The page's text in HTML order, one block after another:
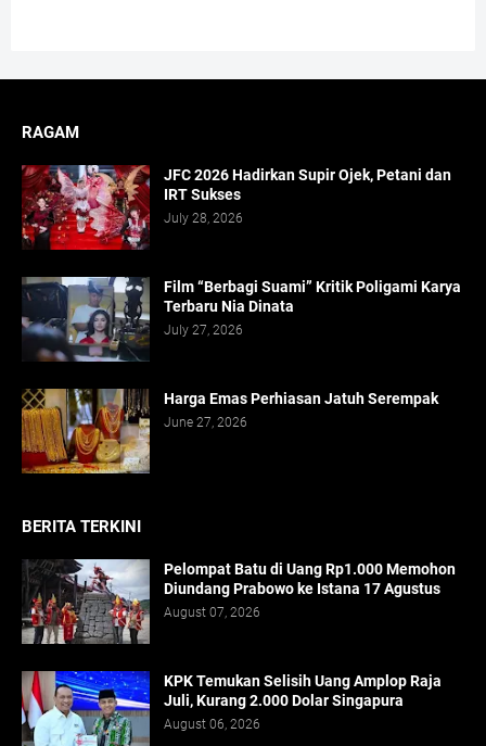
RAGAM
JFC 2026 Hadirkan Supir Ojek, Petani dan
IRT Sukses
July 28, 2026
Film “Berbagi Suami” Kritik Poligami Karya
Terbaru Nia Dinata
July 27, 2026
Harga Emas Perhiasan Jatuh Serempak
June 27, 2026
BERITA TERKINI
Pelompat Batu di Uang Rp1.000 Memohon
Diundang Prabowo ke Istana 17 Agustus
August 07, 2026
KPK Temukan Selisih Uang Amplop Raja
Juli, Kurang 2.000 Dolar Singapura
August 06, 2026